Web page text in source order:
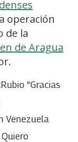
operación
de la
de Aragua
“Gracias
Venezuela